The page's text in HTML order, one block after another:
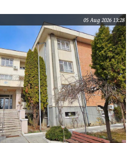
05 Aug 2026 13:28